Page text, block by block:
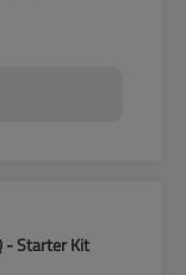
- Starter Kit